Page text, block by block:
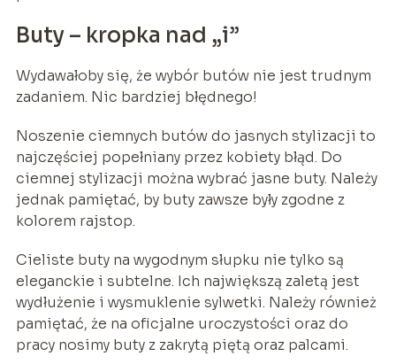
Buty – kropka nad „i”
Wydawałoby się, że wybór butów nie jest trudnym
zadaniem. Nic bardziej błędnego!
Noszenie ciemnych butów do jasnych stylizacji to
najczęściej popełniany przez kobiety błąd. Do
ciemnej stylizacji można wybrać jasne buty. Należy
jednak pamiętać, by buty zawsze były zgodne z
kolorem rajstop.
Cieliste buty na wygodnym słupku nie tylko są
eleganckie i subtelne. Ich największą zaletą jest
wydłużenie i wysmuklenie sylwetki. Należy również
pamiętać, że na oficjalne uroczystości oraz do
pracy nosimy buty z zakrytą piętą oraz palcami.